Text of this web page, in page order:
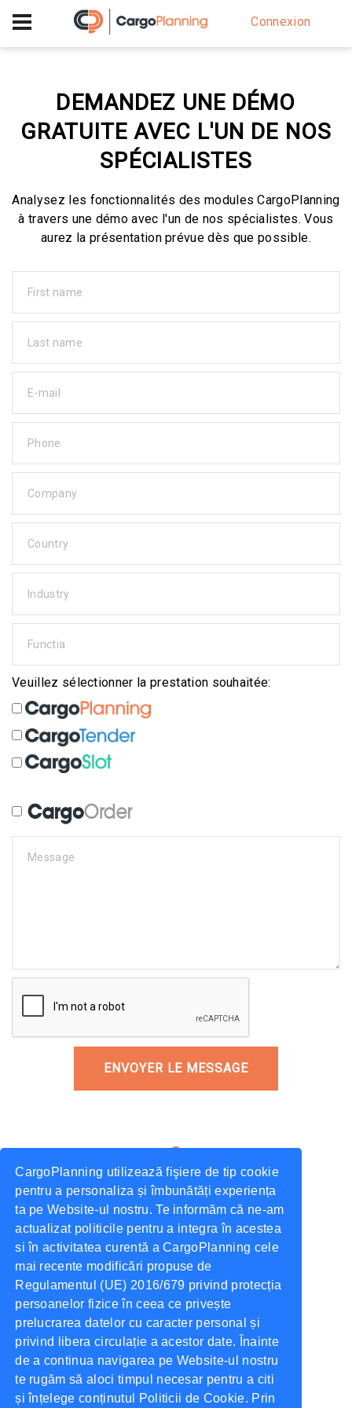
CargoPlanning utilizează fişiere de tip cookie
pentru a personaliza și îmbunătăți experiența
ta pe Website-ul nostru. Te informăm că ne-am
actualizat politicile pentru a integra în acestea
si în activitatea curentă a CargoPlanning cele
mai recente modificări propuse de
Regulamentul (UE) 2016/679 privind protecția
persoanelor fizice în ceea ce privește
prelucrarea datelor cu caracter personal și
privind libera circulație a acestor date. Înainte
de a continua navigarea pe Website-ul nostru
te rugăm să aloci timpul necesar pentru a citi
și înțelege conținutul Politicii de Cookie. Prin
+40 756 628 230 Connexion
DEMANDEZ UNE DÉMO
GRATUITE AVEC L'UN DE NOS
SPÉCIALISTES
Analysez les fonctionnalités des modules CargoPlanning
à travers une démo avec l'un de nos spécialistes. Vous
aurez la présentation prévue dès que possible.
First name
Last name
E-mail
Phone
Company
Country
Industry
Functia
Veuillez sélectionner la prestation souhaitée:
Message
ENVOYER LE MESSAGE
Adresse
Str. Elena Doamna Nr.20-22,
Iasi România.
Téléphoner
Téléphoner: +40 756 628 230